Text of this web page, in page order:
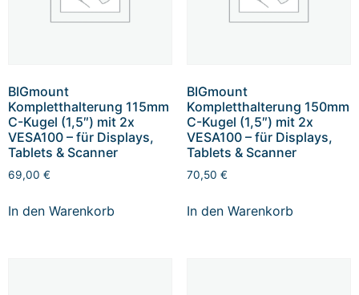
BIGmount
Kompletthalterung 115mm
C-Kugel (1,5″) mit 2x
VESA100 – für Displays,
Tablets & Scanner
69,00 €
In den Warenkorb
BIGmount
Kompletthalterung 150mm
C-Kugel (1,5″) mit 2x
VESA100 – für Displays,
Tablets & Scanner
70,50 €
In den Warenkorb